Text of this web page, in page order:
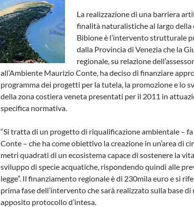
La realizzazione di una barriera
finalità naturalistiche al largo della
Bibione è l’intervento strutturale
dalla Provincia di Venezia che la
regionale, su relazione
all’Ambiente Maurizio Conte, ha deciso di finanziare
programma dei progetti per la tutela, la promozione e lo
della zona costiera veneta presentati per il 2011 in
specifica normativa.
“Si tratta di un progetto di riqualificazione ambientale –
Conte – che ha come obiettivo la creazione in un’area di
metri quadrati di un ecosistema capace di sostenere la
sviluppo di specie acquatiche, rispondendo quindi alle
legge”. Il finanziamento regionale è di 230mila euro e si
prima fase dell’intervento che sarà realizzato sulla base di
apposito protocollo d’intesa.